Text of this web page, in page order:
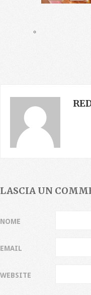
LASCIA UN
NOME
EMAIL
WEBSITE